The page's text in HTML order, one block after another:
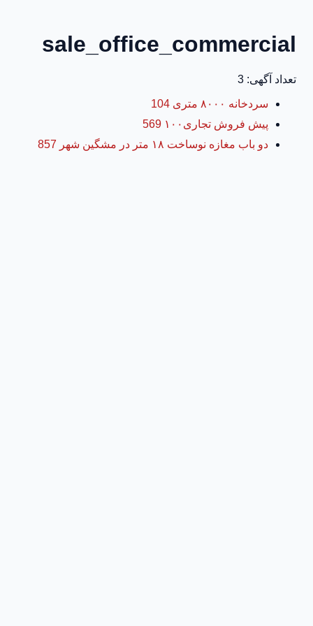
sale_office_commercial
تعداد آگهی: 3
سردخانه ۸۰۰۰ متری 104
پیش فروش تجاری۱۰۰ 569
دو باب مغازه نوساخت ۱۸ متر در مشگین شهر 857